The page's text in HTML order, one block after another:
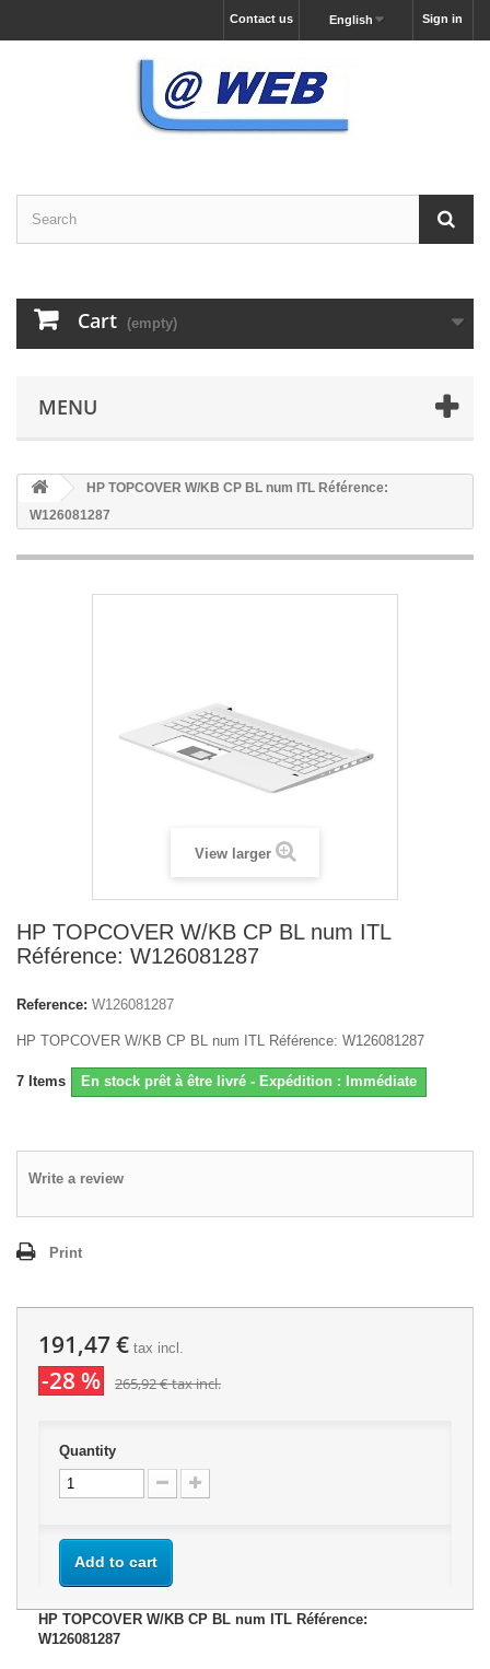
Sign in
English
Contact us
Cart (empty)
MENU
HP TOPCOVER W/KB CP BL num ITL Référence:
W126081287
View larger
HP TOPCOVER W/KB CP BL num ITL
Référence: W126081287
Reference: W126081287
HP TOPCOVER W/KB CP BL num ITL Référence: W126081287
7 Items En stock prêt à être livré - Expédition : Immédiate
Write a review
Print
191,47 € tax incl.
-28 % 265,92 €tax incl.
Quantity
Add to cart
HP TOPCOVER W/KB CP BL num ITL Référence:
W126081287